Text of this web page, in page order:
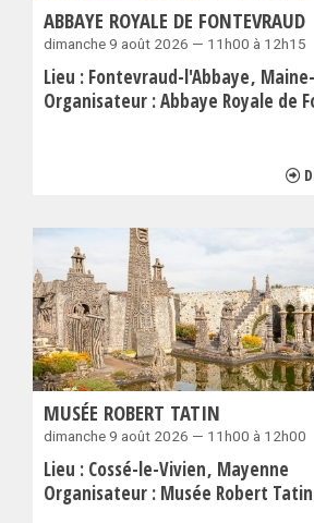
ABBAYE ROYALE DE FONTEVRAUD
dimanche 9 août 2026 — 11h00 à 12h15
Lieu : Fontevraud-l'Abbaye
Organisateur :Abbaye Royale de
MUSÉE ROBERT TATIN
dimanche 9 août 2026 — 11h00 à 12h00
Lieu : Cossé-le-Vivien Mayenne
Organisateur : Musée Robert Tatin